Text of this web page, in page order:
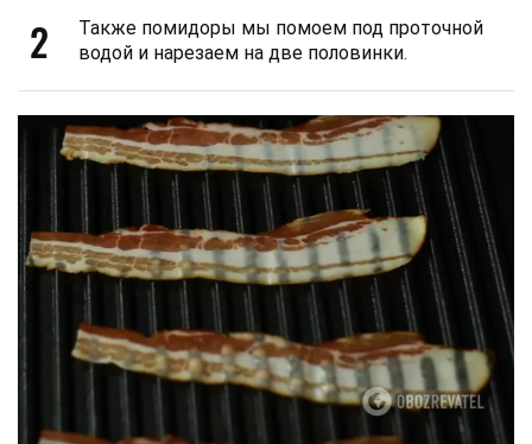
2
Также помидоры мы помоем под проточной
водой и нарезаем на две половинки.